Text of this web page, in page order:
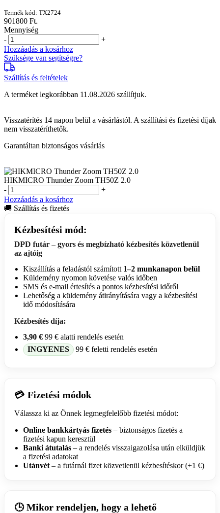
Termék kód: TX2724
901800 Ft.
Mennyiség
-
+
Hozzáadás a kosárhoz
Szüksége van segítségre?
Szállítás és feltételek
A terméket legkorábban 11.08.2026 szállítjuk.
Visszatérítés 14 napon belül a vásárlástól. A szállítási és fizetési díjak
nem visszatéríthetők.
Garantáltan biztonságos vásárlás
HIKMICRO Thunder Zoom TH50Z 2.0
-
+
Hozzáadás a kosárhoz
🚚 Szállítás és fizetés
Kézbesítési mód:
DPD futár – gyors és megbízható kézbesítés közvetlenül
az ajtóig
Kiszállítás a feladástól számított 1–2 munkanapon belül
Küldemény nyomon követése valós időben
SMS és e-mail értesítés a pontos kézbesítési időről
Lehetőség a küldemény átirányítására vagy a kézbesítési
idő módosítására
Kézbesítés díja:
3,90 €99 € alatti rendelés esetén
INGYENES 99 € feletti rendelés esetén
💳 Fizetési módok
Válassza ki az Önnek legmegfelelőbb fizetési módot:
Online bankkártyás fizetés– biztonságos fizetés a
fizetési kapun keresztül
Banki átutalás– a rendelés visszaigazolása után elküldjük
a fizetési adatokat
Utánvét– a futárnál fizet közvetlenül kézbesítéskor (+1 €)
🕒 Mikor rendeljen, hogy a lehető